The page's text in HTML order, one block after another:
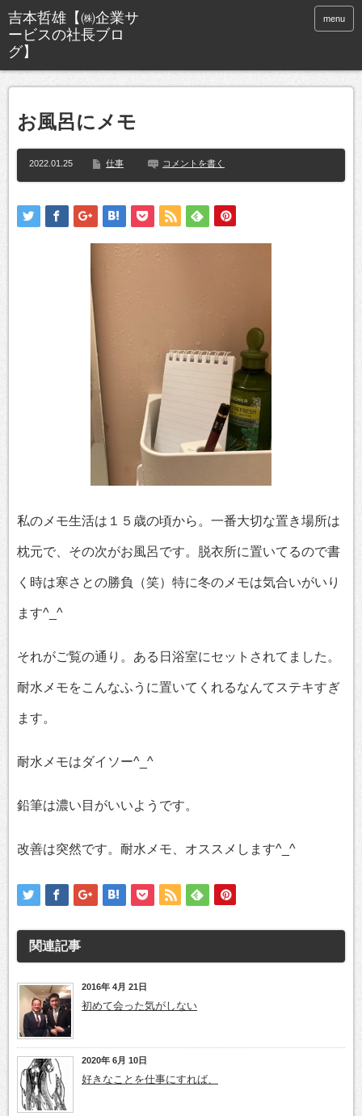
menu
お風呂にメモ
2022.01.25 仕事 コメントを書く
私のメモ生活は１５歳の頃から。一番大切な置き場所は
枕元で、その次がお風呂です。脱衣所に置いてるので書
く時は寒さとの勝負（笑）特に冬のメモは気合いがいり
ます^_^
それがご覧の通り。ある日浴室にセットされてました。
耐水メモをこんなふうに置いてくれるなんてステキすぎ
ます。
耐水メモはダイソー^_^
鉛筆は濃い目がいいようです。
改善は突然です。耐水メモ、オススメします^_^
関連記事
2016年 4月 21日
初めて会った気がしない
2020年 6月 10日
好きなことを仕事にすれば、